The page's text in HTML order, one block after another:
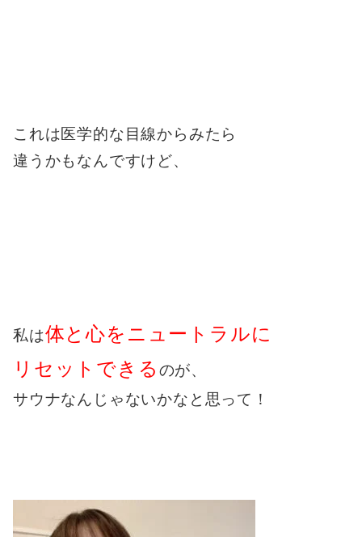
これは医学的な目線からみたら
違うかもなんですけど、
私は体と心をニュートラルに
リセットできる のが、
サウナなんじゃないかなと思って！